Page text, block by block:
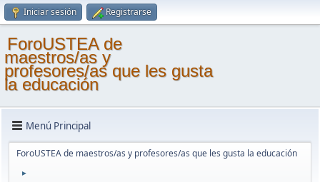
Iniciar sesión Registrarse
ForoUSTEA de
maestros/as y
profesores/as que les gusta
la educación
Menú Principal
ForoUSTEA de maestros/as y profesores/as que les gusta la educación
►